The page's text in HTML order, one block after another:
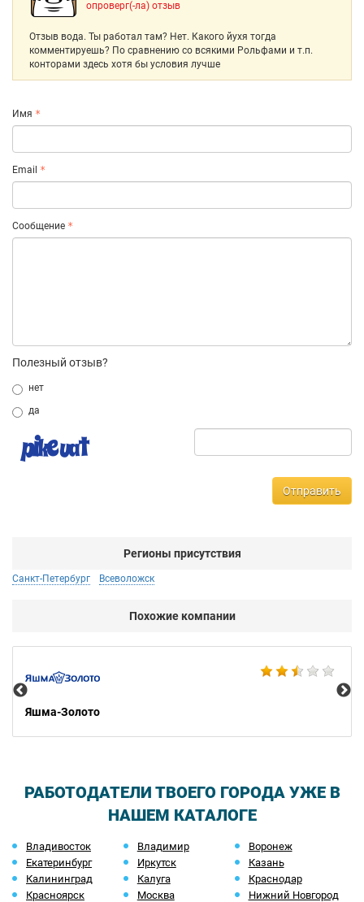
опроверг(-ла) отзыв
Отзыв вода. Ты работал там? Нет. Какого йухя тогда
комментируешь? По сравнению со всякими Рольфами и т.п.
конторами здесь хотя бы условия лучше
Имя
Email
Сообщение
Полезный отзыв?
нет
да
Отправить
Регионы присутствия
Санкт-Петербург Всеволожск
Похожие компании
Яшма-Золото
РАБОТОДАТЕЛИ ТВОЕГО ГОРОДА УЖЕ В
НАШЕМ КАТАЛОГЕ
Владивосток Владимир
Воронеж
Екатеринбург
Иркутск
Казань
Калининград
Калуга
Краснодар
Красноярск
Москва Нижний Новгород